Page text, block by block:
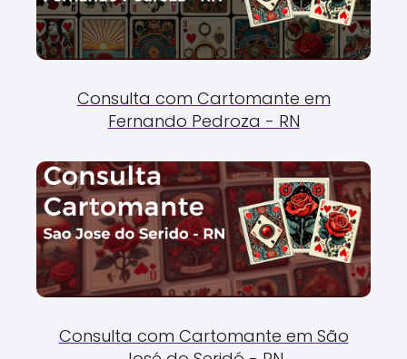
Consulta com Cartomante em
Fernando Pedroza - RN
Consulta com Cartomante em São